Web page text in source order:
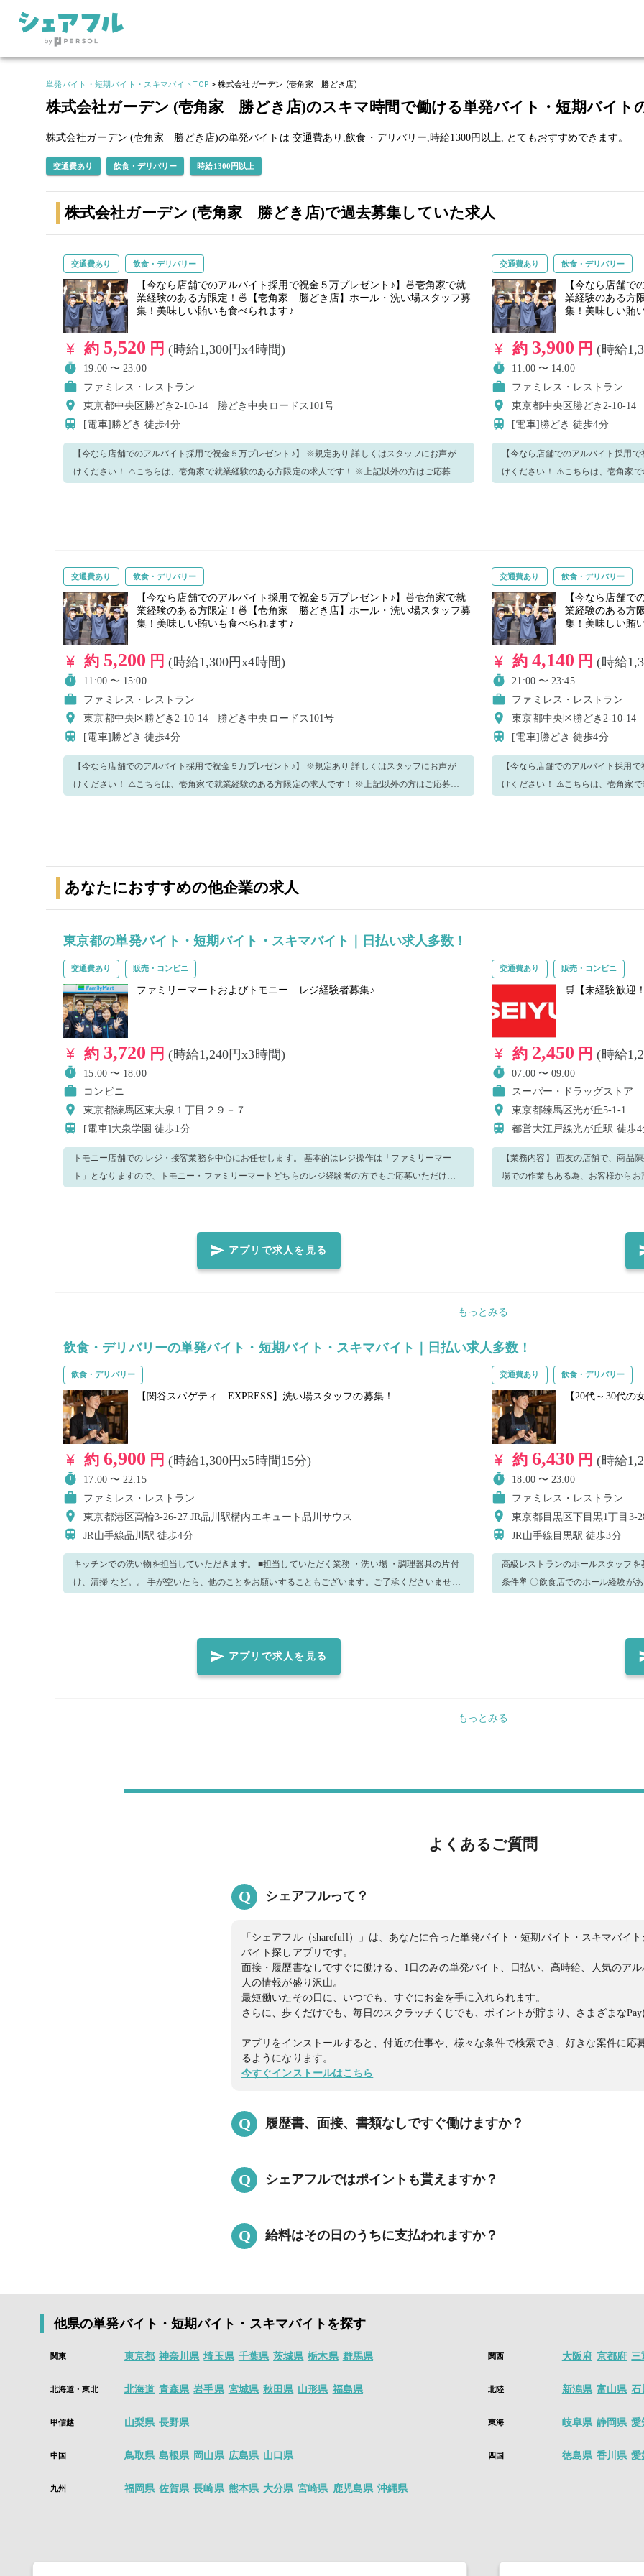
単発バイト・短期バイト・スキマバイトTOP >株式会社ガーデン (壱角家 勝どき店)
株式会社ガーデン (壱角家 勝どき店)のスキマ時間で働ける単発バイト・短期バイト
株式会社ガーデン (壱角家 勝どき店)の単発バイトは 交通費あり,飲食・デリバリー,時給1300円以上, とてもおすすめできます。
交通費あり 飲食・デリバリー 時給1300円以上
株式会社ガーデン (壱角家 勝どき店)で過去募集していた求人
交通費あり 飲食・デリバリー
【今なら店舗でのアルバイト採用で祝金５万プレゼント♪】🍜壱角家で就
業経験のある方限定！🍜【壱角家 勝どき店】ホール・洗い場スタッフ募
集！美味しい賄いも食べられます♪
約 5,520 円(時給1,300円x4時間)
19:00 〜 23:00
ファミレス・レストラン
東京都中央区勝どき2-10-14 勝どき中央ロードス101号
[電車]勝どき徒歩4分
【今なら店舗でのアルバイト採用で祝金５万プレゼント♪】 ※規定あり 詳しくはスタッフにお声が
けください！ ⚠️こちらは、壱角家で就業経験のある方限定の求人です！ ※上記以外の方はご応募を
550円）⭐ ⚠️アピアランスについて⚠️ 料理を扱うお仕事なので清潔感のある格好でお願いします。 ・
極端に奇抜な髪色はご遠慮ください ・髪の毛の長い方は結んでください ・ 髭はNGです ・ネイル、
香水はお控えください ・ピアス、ネックレス、指輪やアクセサリーは出勤時に外してください。
交通費あり 飲食・デリバリー
【今なら店舗で
業経験のある方
集！美味しい賄
約 3,900 円(時給
11:00 〜 14:00
ファミレス・レストラン
東京都中央区勝どき2-10-
[電車]勝どき徒歩4分
【今なら店舗でのアルバイト採用
けください！ ⚠️こちらは、壱角家で就業経験のある方限定の求人です！ ※上記以外の方はご応募を
550円）⭐ ⚠️アピアランスについて⚠️ 料理を扱うお仕事なので清潔感のある格好でお願いします。 ・
極端に奇抜な髪色はご遠慮ください ・髪の毛の長い方は結んでください ・ 髭はNGです ・ネイル、
香水はお控えください ・ピアス、
交通費あり 飲食・デリバリー
【今なら店舗でのアルバイト採用で祝金５万プレゼント♪】🍜壱角家で就
業経験のある方限定！🍜【壱角家 勝どき店】ホール・洗い場スタッフ募
集！美味しい賄いも食べられます♪
約 5,200 円(時給1,300円x4時間)
11:00 〜 15:00
ファミレス・レストラン
東京都中央区勝どき2-10-14 勝どき中央ロードス101号
[電車]勝どき徒歩4分
【今なら店舗でのアルバイト採用で祝金５万プレゼント♪】 ※規定あり 詳しくはスタッフにお声が
けください！ ⚠️こちらは、壱角家で就業経験のある方限定の求人です！ ※上記以外の方はご応募を
550円）⭐ ⚠️アピアランスについて⚠️ 料理を扱うお仕事なので清潔感のある格好でお願いします。 ・
極端に奇抜な髪色はご遠慮ください ・髪の毛の長い方は結んでください ・ 髭はNGです ・ネイル、
交通費あり 飲食・デリバリー
【今なら店舗で
業経験のある方
集！美味しい賄
約 4,140 円(時給
21:00 〜 23:45
ファミレス・レストラン
東京都中央区勝どき2-10-
[電車]勝どき徒歩4分
【今なら店舗でのアルバイト採用
けください！ ⚠️こちらは、壱角家で就業経験のある方限定の求人です！ ※上記以外の方はご応募を
極端に奇抜な髪色はご遠慮ください ・髪の毛の長い方は結んでください ・ 髭はNGです ・ネイル、
あなたにおすすめの他企業の求人
東京都の単発バイト・短期バイト・スキマバイト｜日払い求人多数！
交通費あり 販売・コンビニ
ファミリーマートおよびトモニー レジ経験者募集♪
約 3,720 円(時給1,240円x3時間)
15:00 〜 18:00
コンビニ
東京都練馬区東大泉１丁目２９－７
[電車]大泉学園徒歩1分
トモニー店舗での レジ・接客業務を中心にお任せします。 基本的はレジ操作は「ファミリーマー
ト」となりますので、トモニー・ファミリーマートどちらのレジ経験者の方でもご応募いただけま
に覆うようにマスクを装着してください。
アプリで求人を見る
交通費あり 販売・コンビニ
🛒【未経験歓迎
約 2,450 円(時給
07:00 〜 09:00
スーパー・ドラッグストア
東京都練馬区光が丘5-1-1
都営大江戸線光が丘駅 徒歩4
【業務内容】 西友の店舗で、商品
場での作業もある為、お客様から
上、守れる方のみご応募ください。
品の保管について 貴重品について
あっても就業不可となりますのでご了承ください。 就業中、万一窃盗
用を推奨させていただいております。
もっとみる
飲食・デリバリーの単発バイト・短期バイト・スキマバイト｜日払い求人多数！
飲食・デリバリー
【関谷スパゲティ EXPRESS】洗い場スタッフの募集！
約 6,900 円(時給1,300円x5時間15分)
17:00 〜 22:15
ファミレス・レストラン
東京都港区高輪3-26-27 JR品川駅構内エキュート品川サウス
JR山手線品川駅徒歩4分
キッチンでの洗い物を担当していただきます。 ■担当していただく業務 ・洗い場 ・調理器具の片付
け、清掃 など。。 手が空いたら、他のことをお願いすることもございます。ご了承くださいませ。
アプリで求人を見る
交通費あり 飲食・デリバリー
【20代～30代
約 6,430 円(時給
18:00 〜 23:00
ファミレス・レストラン
東京都目黒区下目黒1丁目3-
JR山手線目黒駅徒歩3分
高級レストランのホールスタッフを募集します🍽️💕✨ 🌸**長期で
条件💐 〇飲食店でのホール経験があ
でお客様をお迎えしてください😊✨ ୨୧ ─────────────── ୨୧ 🍴テーブルへのお料理・ドリン
クのご提供🥂 🪄お客様のご案内 🫧テーブルの片付
のつながりを増やしたい🤝💕」 そんな方、大歓迎です
もっとみる
よくあるご質問
Q シェアフルって？
「シェアフル（sharefull）」は、あなたに合った単発バイト・短期バイト・スキマバイ
バイト探しアプリです。
面接・履歴書なしですぐに働ける、1日のみの単発バイト、日払い、高時給、人気のア
人の情報が盛り沢山。
最短働いたその日に、いつでも、すぐにお金を手に入れられます。
さらに、歩くだけでも、毎日のスクラッチくじでも、ポイントが貯まり、さまざまなPay
アプリをインストールすると、付近の仕事や、様々な条件で検索でき、好きな案件に応
るようになります。
今すぐインストールはこちら
Q 履歴書、面接、書類なしですぐ働けますか？
※就業決定後、企業担当者より提出を求められる場合は提出をお願いいたします。
山！
アプリをインストールすると、付近の仕事や、様々な条件で検索でき、好きな案件に応
Q シェアフルではポイントも貰えますか？
ントを獲得できます。
貯まったポイントはさまざまなPayに交換できます。
Q 給料はその日のうちに支払われますか？
山！
今すぐインストールはこちら
他県の単発バイト・短期バイト・スキマバイトを探す
関東 東京都 神奈川県 埼玉県 千葉県 茨城県 栃木県 群馬県 関西 大阪府 京都府 三
北海道・東北 北海道 青森県 岩手県 宮城県 秋田県 山形県 福島県 北陸 新潟県 富山県 石
甲信越 山梨県 長野県 東海 岐阜県 静岡県 愛
中国 鳥取県 島根県 岡山県 広島県 山口県 四国 徳島県 香川県 愛
九州 福岡県 佐賀県 長崎県 熊本県 大分県 宮崎県 鹿児島県 沖縄県